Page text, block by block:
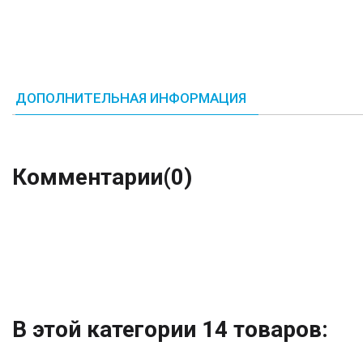
ДОПОЛНИТЕЛЬНАЯ ИНФОРМАЦИЯ
Комментарии(0)
В этой категории 14 товаров: